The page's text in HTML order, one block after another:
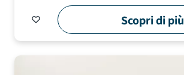
Scopri di più